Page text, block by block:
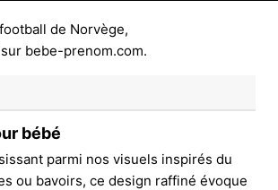
bébé
parmi nos visuels inspirés du
ou bavoirs, ce design raffiné évoque